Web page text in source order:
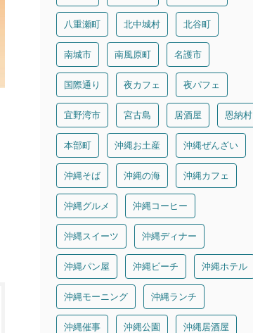
八重瀬町 北中城村 北谷町
南城市 南風原町 名護市
国際通り 夜カフェ 夜パフェ
宜野湾市 宮古島 居酒屋 恩納村
本部町 沖縄お土産 沖縄ぜんざい
沖縄そば 沖縄の海 沖縄カフェ
沖縄グルメ 沖縄コーヒー
沖縄スイーツ 沖縄ディナー
沖縄パン屋 沖縄ビーチ 沖縄ホテル
沖縄モーニング 沖縄ランチ
沖縄催事 沖縄公園 沖縄居酒屋